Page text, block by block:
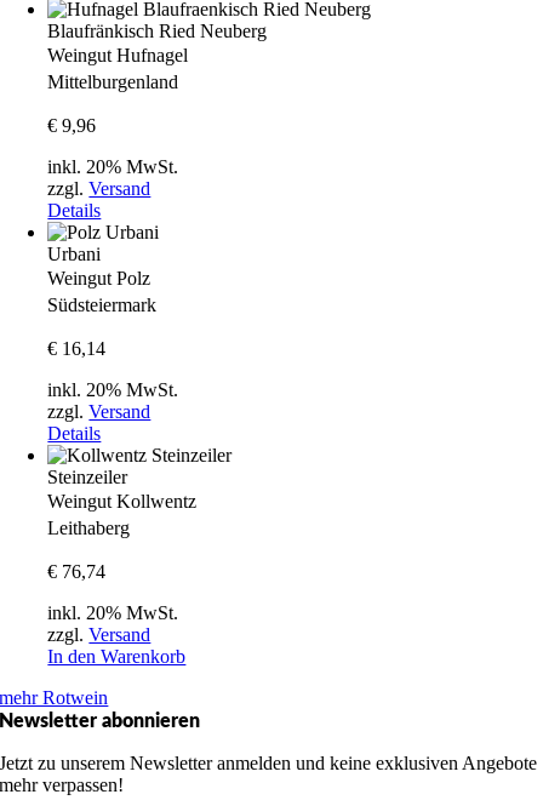
Blaufränkisch Ried Neuberg
Weingut Hufnagel
Mittelburgenland
€ 9,96
inkl. 20% MwSt.
zzgl.Versand
Details
Urbani
Weingut Polz
Südsteiermark
€ 16,14
inkl. 20% MwSt.
zzgl.Versand
Details
Steinzeiler
Weingut Kollwentz
Leithaberg
€ 76,74
inkl. 20% MwSt.
zzgl.Versand
In den Warenkorb
mehr Rotwein
Newsletter abonnieren
Jetzt zu unserem Newsletter anmelden und keine exklusiven Angebote
mehr verpassen!